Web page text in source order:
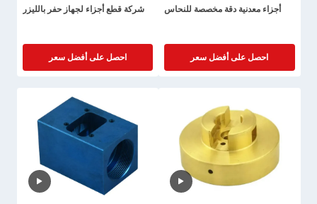
أجزاء معدنية دقة مخصصة للنحاس
احصل على أفضل سعر
شركة قطع أجزاء لجهاز حفر بالليزر
احصل على أفضل سعر